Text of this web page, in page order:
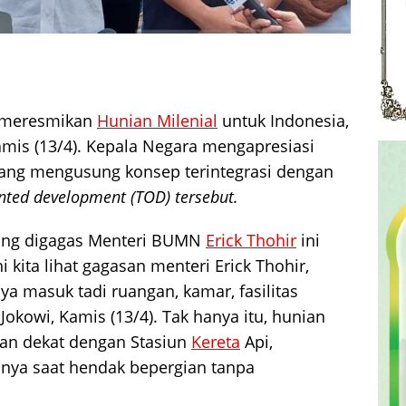
Hunian Milenial untuk Indonesia,
(13/4). Kepala Negara mengapresiasi
mengusung konsep terintegrasi dengan
development(TOD) tersebut.
digagas Menteri BUMN Erick Thohir ini
kita lihat gagasan menteri Erick Thohir,
masuk tadi ruangan, kamar, fasilitas
Kamis (13/4). Tak hanya itu, hunian
dekat dengan Stasiun Kereta Api,
saat hendak bepergian tanpa